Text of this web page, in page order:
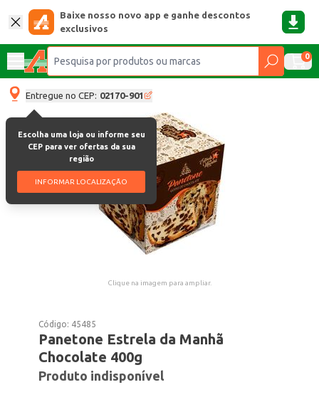
Baixe nosso novo app e ganhe descontos
exclusivos
0
Entregue no CEP: 02170-901
Escolha uma loja ou informe seu
CEP para ver ofertas da sua
região
INFORMAR LOCALIZAÇÃO
Clique na imagem para ampliar.
Código: 45485
Panetone Estrela da Manhã
Chocolate 400g
Produto indisponível